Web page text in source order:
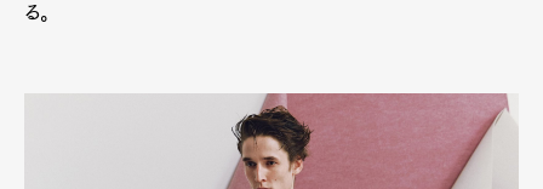
Watch Fashion
Cars
る。